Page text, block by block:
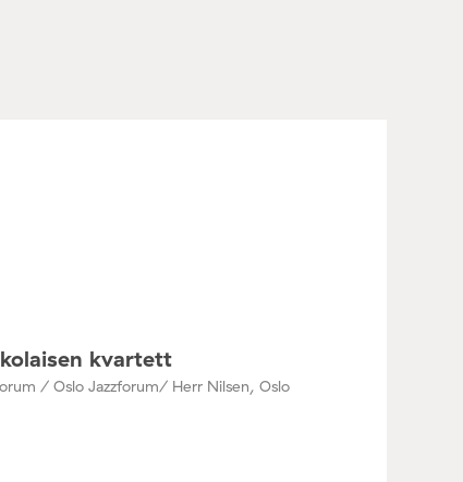
kvartett
/ Oslo Jazzforum/ Herr Nilsen, Oslo